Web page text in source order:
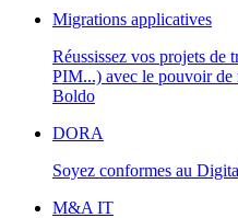
Migrations applicatives
Réussissez vos projets de
PIM...) avec le pouvoir de
Boldo
DORA
Soyez conformes au
M&A IT